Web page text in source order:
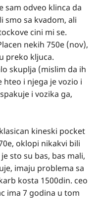
sam odveo klinca da
smo sa kvadom, ali
cini mi se.
nekih 750e (nov),
preko kljuca.
skuplja (mislim da ih
hteo i njega je vozio i
i vozika ga,
kineski pocket
oklopi nikakvi bili
sto su bas, bas mali,
imaju problema sa
kosta 1500din. ceo
ima 7 godina u tom